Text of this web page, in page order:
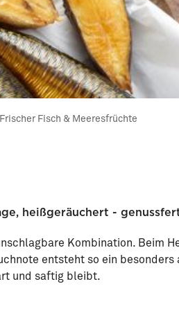
Frischer Fisch & Meeresfrüchte
heißgeräuchert -
Kombination. Beim
entsteht so ein
und saftig bleibt.